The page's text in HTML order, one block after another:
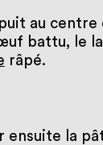
au
battu, le
râpé.
ensuite la